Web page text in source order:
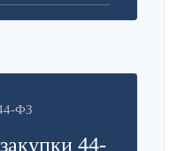
ФЗ
44-